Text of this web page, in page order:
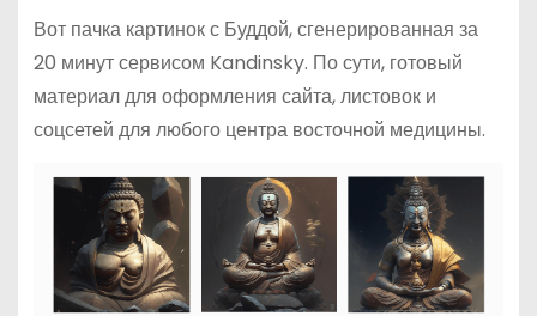
Вот пачка картинок с Буддой, сгенерированная за
20 минут сервисом Kandinsky. По сути, готовый
материал для оформления сайта, листовок и
соцсетей для любого центра восточной медицины.